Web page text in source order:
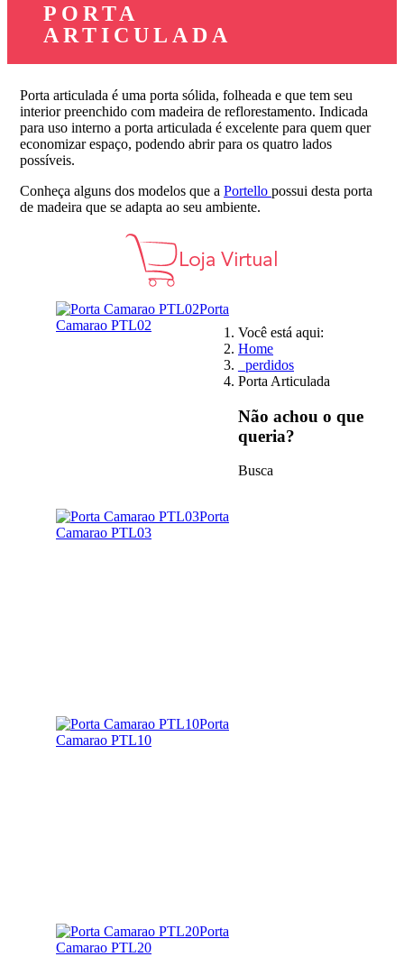
PORTA
ARTICULADA
Porta articulada é uma porta sólida, folheada e que tem seu
interior preenchido com madeira de reflorestamento. Indicada
para uso interno a porta articulada é excelente para quem quer
economizar espaço, podendo abrir para os quatro lados
possíveis.
Conheça alguns dos modelos que a Portello possui desta porta
de madeira que se adapta ao seu ambiente.
Porta
Camarao PTL02
Porta
Camarao PTL03
Porta
Camarao PTL10
Porta
Camarao PTL20
Você está aqui:
Home
_perdidos
Porta Articulada
Não achou o que
queria?
Busca